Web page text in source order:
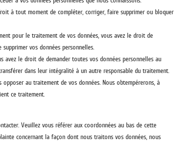
à tout moment de compléter, corriger, faire supprimer ou bloquer
pour le traitement de vos données, vous avez le droit de
vos données personnelles.
avez le droit de demander toutes vos données personnelles au
dans leur intégralité à un autre responsable du traitement.
opposer au traitement de vos données. Nous obtempérerons, à
ce traitement.
Veuillez vous référer aux coordonnées au bas de cette
concernant la façon dont nous traitons vos données, nous